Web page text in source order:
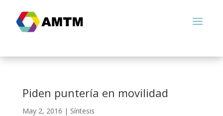
Piden puntería en movilidad
May 2, 2016 | Síntesis